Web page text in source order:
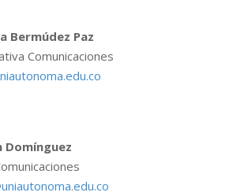
Bermúdez Paz
Comunicaciones
Domínguez